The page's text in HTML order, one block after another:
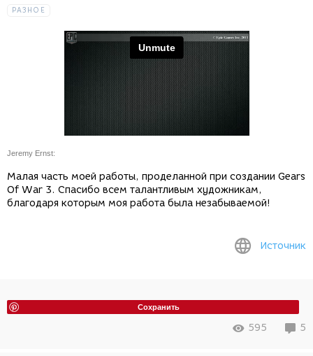
РАЗНОЕ
Jeremy Ernst:
Малая часть моей работы, проделанной при создании Gears
Of War 3. Спасибо всем талантливым художникам,
благодаря которым моя работа была незабываемой!
Источник
Сохранить
595 5